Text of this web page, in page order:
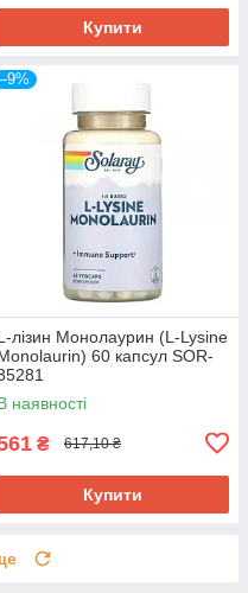
Купити
–9%
лізин Монолаурин (L-Lysine
60 капсул SOR-
наявності
₴ 617,10 ₴
Купити